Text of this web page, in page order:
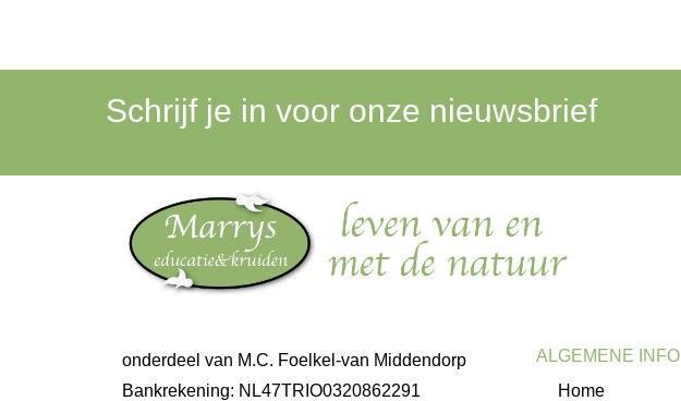
Schrijf je in voor onze nieuwsbrief
onderdeel van M.C. Foelkel-van Middendorp
Bankrekening: NL47TRIO0320862291
ALGEMENE INFO
Home